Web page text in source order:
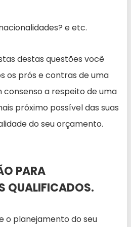
e etc.
destas questões você
os prós e contras de uma
consenso a respeito de uma
próximo possível das suas
do seu orçamento.
PARA
QUALIFICADOS.
o planejamento do seu